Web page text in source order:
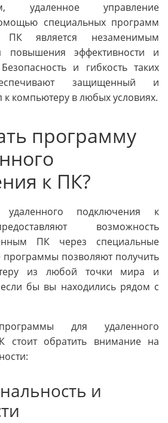
удаленное управление
специальных программ
является незаменимым
повышения эффективности и
и гибкость таких
защищенный и
компьютеру в любых условиях.
программу
к ПК?
подключения к
возможность
ПК через специальные
позволяют получить
из любой точки мира и
бы вы находились рядом с
для удаленного
стоит обратить внимание на
и